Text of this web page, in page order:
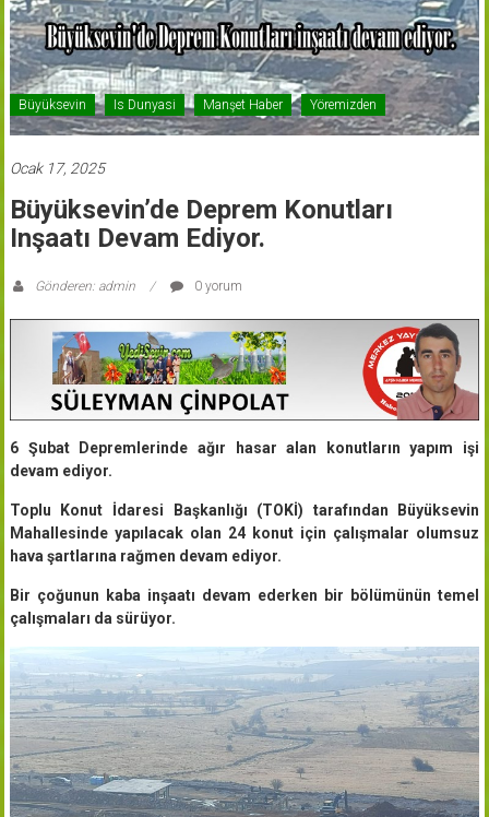
Büyüksevin Is Dunyasi Manşet Haber Yöremizden
Ocak 17, 2025
Büyüksevin’de Deprem Konutları
Inşaatı Devam Ediyor.
Gönderen: admin 0 yorum
6 Şubat Depremlerinde ağır hasar alan konutların yapım işi
devam ediyor.
Toplu Konut İdaresi Başkanlığı (TOKİ) tarafından Büyüksevin
Mahallesinde yapılacak olan 24 konut için çalışmalar olumsuz
hava şartlarına rağmen devam ediyor.
Bir çoğunun kaba inşaatı devam ederken bir bölümünün temel
çalışmaları da sürüyor.